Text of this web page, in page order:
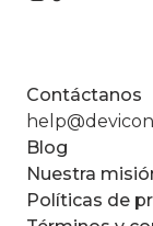
Contáctanos
Blog
Nuestra
Políticas de